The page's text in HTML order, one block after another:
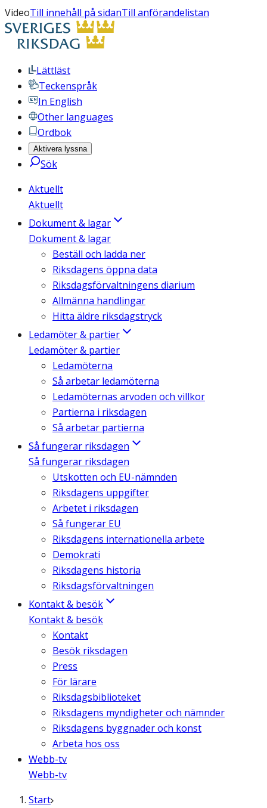
VideoTill innehåll på sidanTill anförandelistan
Lättläst
Teckenspråk
In English
Other languages
Ordbok
Aktivera lyssna
Sök
Aktuellt
Aktuellt
Dokument & lagar
Dokument & lagar
Beställ och ladda ner
Riksdagens öppna data
Riksdagsförvaltningens diarium
Allmänna handlingar
Hitta äldre riksdagstryck
Ledamöter & partier
Ledamöter & partier
Ledamöterna
Så arbetar ledamöterna
Ledamöternas arvoden och villkor
Partierna i riksdagen
Så arbetar partierna
Så fungerar riksdagen
Så fungerar riksdagen
Utskotten och EU-nämnden
Riksdagens uppgifter
Arbetet i riksdagen
Så fungerar EU
Riksdagens internationella arbete
Demokrati
Riksdagens historia
Riksdagsförvaltningen
Kontakt & besök
Kontakt & besök
Kontakt
Besök riksdagen
Press
För lärare
Riksdagsbiblioteket
Riksdagens myndigheter och nämnder
Riksdagens byggnader och konst
Arbeta hos oss
Webb-tv
Webb-tv
Start